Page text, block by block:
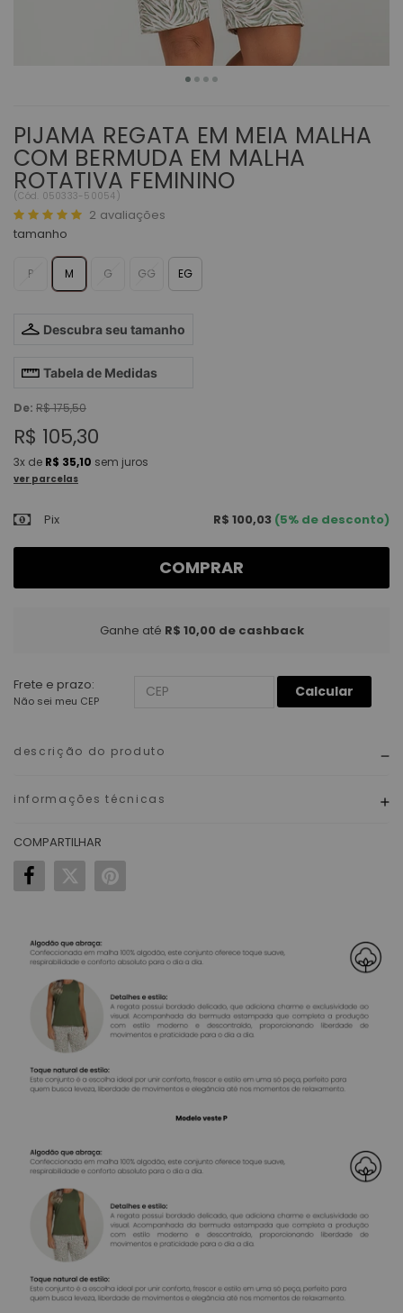
PIJAMA REGATA EM MEIA MALHA
COM BERMUDA EM MALHA
ROTATIVA FEMININO
(Cód. 050333-50054 )
2 avaliações
tamanho
P M G GG EG
Descubra seu tamanho
Tabela de Medidas
De: R$ 175,50
R$ 105,30
3x de R$ 35,10 sem juros
ver parcelas
Pix R$ 100,03 (5% de desconto)
COMPRAR
Ganhe até R$ 10,00de cashback
Frete e prazo:
Não sei meu CEP
Calcular
descrição do produto
informações técnicas
COMPARTILHAR